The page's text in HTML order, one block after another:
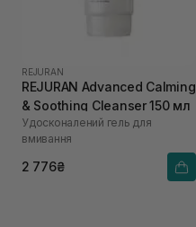
REJURAN
REJURAN Advanced Calming
& Soothing Cleanser 150 мл
Удосконалений гель для
вмивання
2 776₴